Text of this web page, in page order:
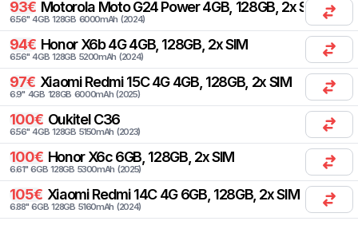
93€ Motorola Moto G24 Power 4GB, 128GB, 2x SIM
6.56" 4GB 128GB 6000mAh (2024)
94€ Honor X6b 4G 4GB, 128GB, 2x SIM
6.56" 4GB 128GB 5200mAh (2024)
97€ Xiaomi Redmi 15C 4G 4GB, 128GB, 2x SIM
6.9" 4GB 128GB 6000mAh (2025)
100€ Oukitel C36
6.56" 4GB 128GB 5150mAh (2023)
100€ Honor X6c 6GB, 128GB, 2x SIM
6.61" 6GB 128GB 5300mAh (2025)
105€ Xiaomi Redmi 14C 4G 6GB, 128GB, 2x SIM
6.88" 6GB 128GB 5160mAh (2024)